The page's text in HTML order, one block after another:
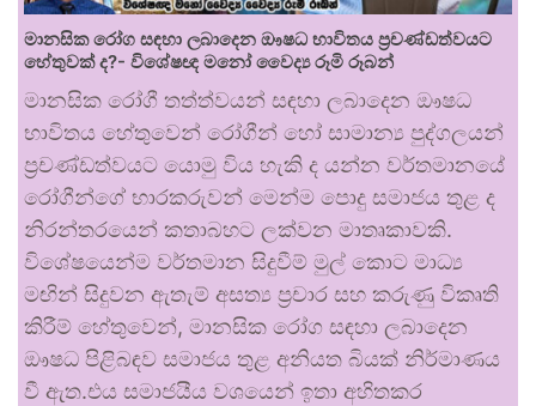
මානසික රෝග සඳහා ලබාදෙන ඖෂධ භාවිතය ප්‍රචණ්ඩත්වයට
හේතුවක් ද?- විශේෂඥ මනෝ වෛද්‍ය රූමි රූබන්
මානසික රෝගී තත්ත්වයන් සඳහා ලබාදෙන ඖෂධ
භාවිතය හේතුවෙන් රෝගීන් හෝ සාමාන්‍ය පුද්ගලයන්
ප්‍රචණ්ඩත්වයට යොමු විය හැකි ද යන්න වර්තමානයේ
රෝගීන්ගේ භාරකරුවන් මෙන්ම පොදු සමාජය තුළ ද
නිරන්තරයෙන් කතාබහට ලක්වන මාතෘකාවකි.
විශේෂයෙන්ම වර්තමාන සිදුවීම් මුල් කොට මාධ්‍ය
මඟින් සිදුවන ඇතැම් අසත්‍ය ප්‍රචාර සහ කරුණු විකෘති
කිරීම් හේතුවෙන්, මානසික රෝග සඳහා ලබාදෙන
ඖෂධ පිළිබඳව සමාජය තුළ අනියත බියක් නිර්මාණය
වී ඇත.එය සමාජයීය වශයෙන් ඉතා අහිතකර